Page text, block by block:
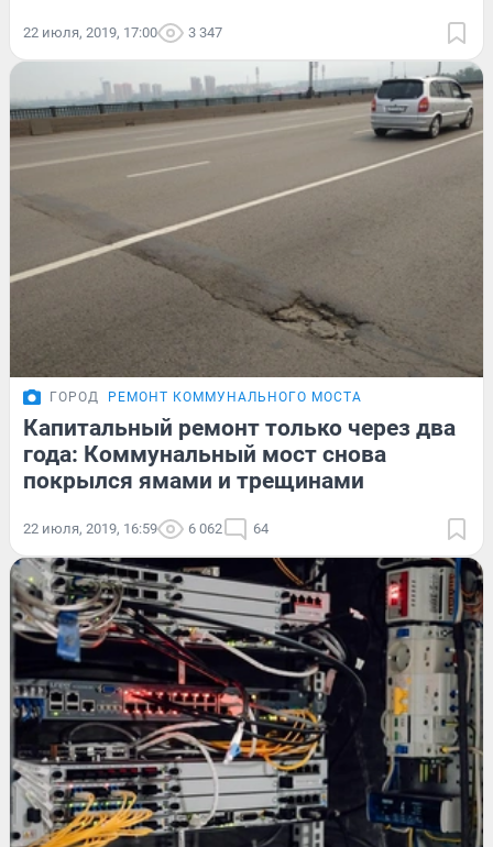
22 июля, 2019, 17:00 3 347
ГОРОД РЕМОНТ КОММУНАЛЬНОГО МОСТА
Капитальный ремонт только через два
года: Коммунальный мост снова
покрылся ямами и трещинами
22 июля, 2019, 16:59 6 062 64